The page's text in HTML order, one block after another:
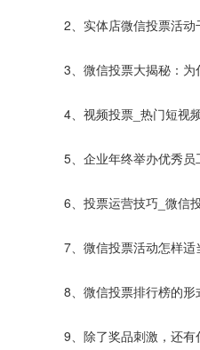
2、实体店微信投票活
段活动可以这样做
3、微信投票大揭秘：
屡禁不止呢？
4、视频投票_热门短视
创建？
5、企业年终举办优秀
6、投票运营技巧_微信
与感?
7、微信投票活动怎样
票​活动？
8、微信投票排行榜的
选手热情？
9、除了奖品刺激，还